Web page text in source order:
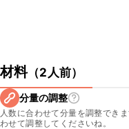
材料（2人前）
分量の調整
人数に合わせて分量を調整でき
わせて調整してくださいね。